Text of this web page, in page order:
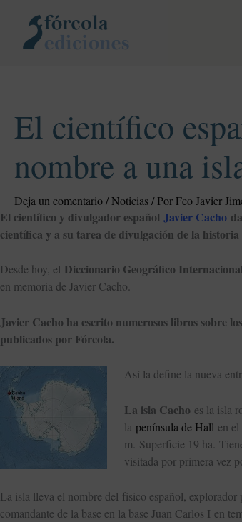
contenido
El científico
nombre a una
Deja un comentario/Noticias/ Por Fco Javier
El científico y divulgador español Javier Cacho
científica y a su tarea de divulgación de la historia
Desde hoy, el Diccionario Geográfico
en memoria de Javier Cacho.
Javier Cacho ha escrito numerosos libros sobre
publicados por Fórcola.
Así la define la nueva
La isla Cacho es la isla
la península de Hall en
m. Superficie 19 ha.
visitada por primera vez
La isla lleva el nombre del físico español, explorador
comandante de la base en la base Juan Carlos I en